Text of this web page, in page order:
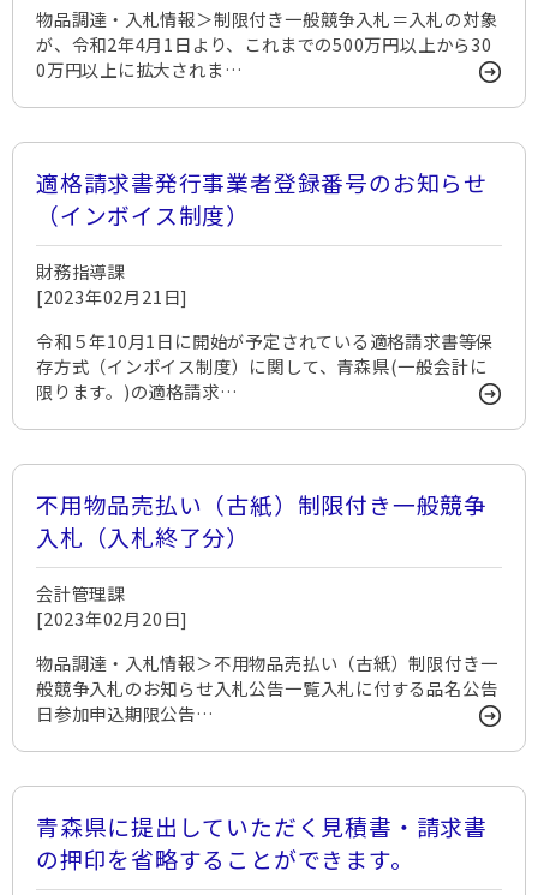
物品調達・入札情報＞制限付き一般競争入札＝入札の対象
が、令和2年4月1日より、これまでの500万円以上から30
0万円以上に拡大されま…
適格請求書発行事業者登録番号のお知らせ
（インボイス制度）
財務指導課
[2023年02月21日]
令和５年10月1日に開始が予定されている適格請求書等保
存方式（インボイス制度）に関して、青森県(一般会計に
限ります。)の適格請求…
不用物品売払い（古紙）制限付き一般競争
入札（入札終了分）
会計管理課
[2023年02月20日]
物品調達・入札情報＞不用物品売払い（古紙）制限付き一
般競争入札のお知らせ入札公告一覧入札に付する品名公告
日参加申込期限公告…
青森県に提出していただく見積書・請求書
の押印を省略することができます。